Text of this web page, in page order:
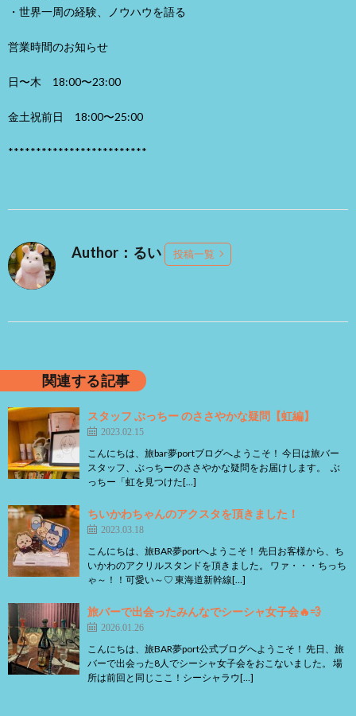
・世界一周の経験、ノウハウを語る
営業時間のお知らせ
日〜木 18:00〜23:00
金土祝前日 18:00〜25:00
*************************
Author：るい 投稿一覧
関連する記事
スタッフ ぶっちー のささやかな疑問【虹編】
2023.02.15
こんにちは、旅bar夢portブログへようこそ！ 今日は旅バー
スタッフ、ぶっちーのささやかな疑問をお届けします。 ぶ
っちー「虹を見つけた[…]
ちいかわちゃんのアクスタを頂きました！
2023.03.18
こんにちは、旅BAR夢portへようこそ！ 先日お客様から、ち
いかわのアクリルスタンドを頂きました。 ワァ・・・ちっち
ゃ～！！可愛い～♡ 東海道新幹線[…]
旅バーで出会ったみんなでシーシャ女子会🔥💨
2026.01.26
こんにちは、旅BAR夢port公式ブログへようこそ！ 先日、旅
バーで出会った8人でシーシャ女子会をおこないました。 場
所は前回と同じここ！シーシャラウ[…]